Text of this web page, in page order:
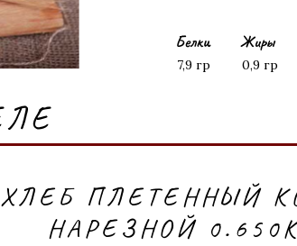
Белки Жиры
7,9 гр 0,9 гр
ХЛЕБ ПЛЕТЕННЫЙ
НАРЕЗНОЙ